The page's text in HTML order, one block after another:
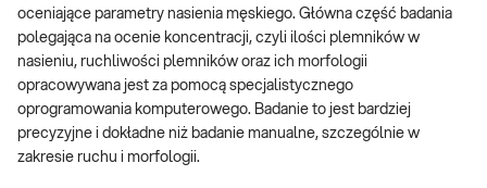
oceniające parametry nasienia męskiego. Główna część badania
polegająca na ocenie koncentracji, czyli ilości plemników w
nasieniu, ruchliwości plemników oraz ich morfologii
opracowywana jest za pomocą specjalistycznego
oprogramowania komputerowego. Badanie to jest bardziej
precyzyjne i dokładne niż badanie manualne, szczególnie w
zakresie ruchu i morfologii.